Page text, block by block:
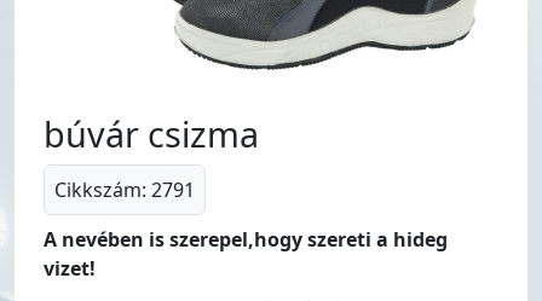
búvár csizma
Cikkszám: 2791
A nevében is szerepel,hogy szereti a hideg
vizet!